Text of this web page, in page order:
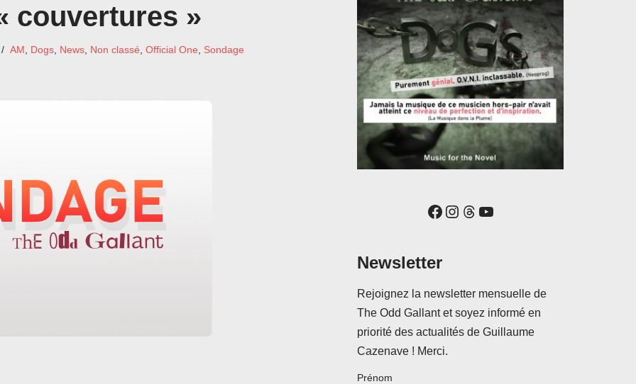
couvertures »
AM Dogs News Non classé Official One Sondage
Newsletter
Rejoignez la newsletter mensuelle de
The Odd Gallant et soyez informé en
priorité des actualités de Guillaume
Cazenave ! Merci.
Prénom